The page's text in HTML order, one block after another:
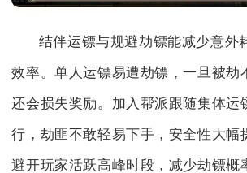
结伴运镖与规避劫镖能减少意外
效率。单人运镖易遭劫镖，一旦被劫
还会损失奖励。加入帮派跟随集体运
行，劫匪不敢轻易下手，安全性大幅
避开玩家活跃高峰时段，减少劫镖概